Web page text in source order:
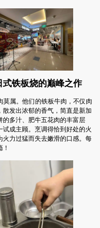
铁板烧的巅峰之作
属。他们的铁板牛肉，不仅肉
发出浓郁的香气，简直是新加
多汁、肥牛五花肉的丰富层
成主顾。烹调得恰到好处的火
力过猛而失去嫩滑的口感。每